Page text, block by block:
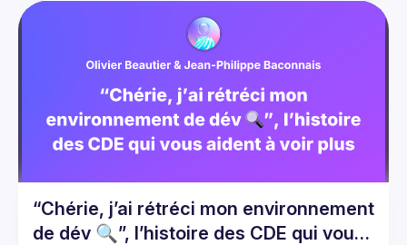
applications dans des environnements Cloud-Natif
notamment Kubernetes et dans le cloud AWS.
Il adore l’automatisation de déploiement d’infrastructures
Il se concentre maintenant de plus en plus à co-constuire
avec les développeurs des architectures scalables,
résilientes avec un coût financier le plus bas possible.
“Chérie, j’ai rétréci mon environnement
de dév 🔍”, l’histoire des CDE qui vous